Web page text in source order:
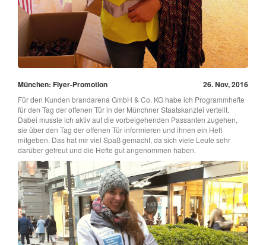
München: Flyer-Promotion 26. Nov, 2016
Für den Kunden brandarena GmbH & Co. KG habe ich Programmhefte
für den Tag der offenen Tür in der Münchner Staatskanzlei verteilt.
Dabei musste ich aktiv auf die vorbeigehenden Passanten zugehen,
sie über den Tag der offenen Tür informieren und ihnen ein Heft
mitgeben. Das hat mir viel Spaß gemacht, da sich viele Leute sehr
darüber gefreut und die Hefte gut angenommen haben.